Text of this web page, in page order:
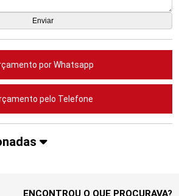
por Whatsapp
pelo Telefone
ENCONTROU O QUE PROCURAVA?